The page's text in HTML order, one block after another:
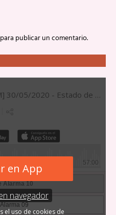
para publicar un comentario.